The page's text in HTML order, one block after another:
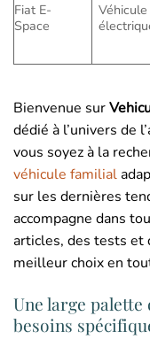
Fiat E-
Space
Véhicule
Bienvenue sur
dédié à l’univers de
vous soyez à la
véhicule familial
sur les dernières
accompagne dans
articles, des tests et
meilleur choix en
Une large
besoins